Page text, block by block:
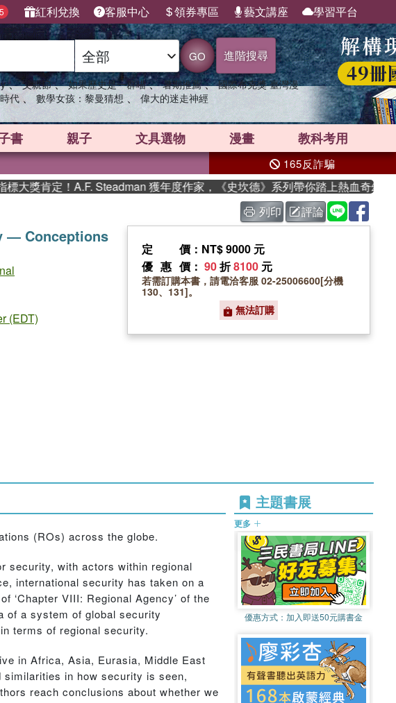
5 紅利兌換 客服中心 領券專區 藝文講座 學習平台
GO 進階搜尋
、 父親節 、 如果歷史是一群喵 、 暑期推薦 、 國際布克獎 臺灣漫
代 、 數學女孩：黎曼猜想 、 偉大的迷走神經
書 親子 文具選物 漫畫 教科考用
165反詐騙
獎肯定！A.F. Steadman 獲年度作家，《史坎德》系列帶你踏上熱血奇幻旅程
列印 評論
― Conceptions
(EDT)
定價 ：NT$ 9000 元
優惠價 ： 90折8100 元
若需訂購本書，請電洽客服 02-25006600[分機
130、131]。
無法訂購
(ROs) across the globe.
security, with actors within regional
international security has taken on a
VIII: Regional Agency’ of the
of a system of global security
terms of regional security.
in Africa, Asia, Eurasia, Middle East
in how security is seen,
reach conclusions about whether we
主題書展
更多
優惠方式： 加入即送50元購書金